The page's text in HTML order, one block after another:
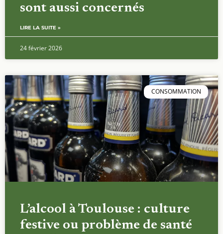
sont aussi concernés
LIRE LA SUITE »
24 février 2026
CONSOMMATION
L’alcool à Toulouse : culture
festive ou problème de santé